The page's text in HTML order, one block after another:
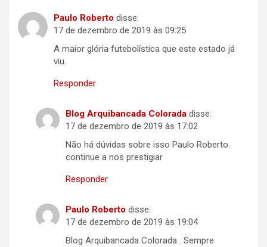
Paulo Roberto disse:
17 de dezembro de 2019 às 09:25
A maior glória futebolística que este estado já
viu.
Responder
Blog Arquibancada Colorada disse:
17 de dezembro de 2019 às 17:02
Não há dúvidas sobre isso Paulo Roberto.
continue a nos prestigiar
Responder
Paulo Roberto disse:
17 de dezembro de 2019 às 19:04
Blog Arquibancada Colorada . Sempre